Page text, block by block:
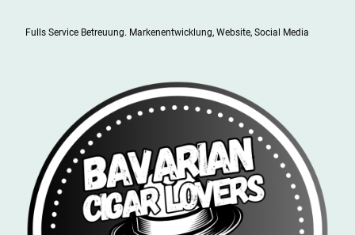
Fulls Service Betreuung. Markenentwicklung, Website, Social Media